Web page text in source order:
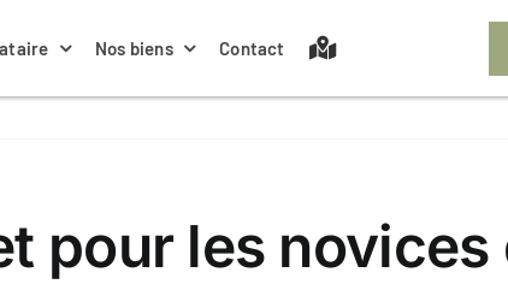
Nos biens Contact
pour les novices